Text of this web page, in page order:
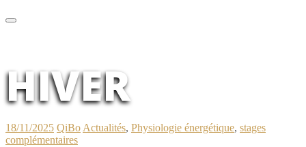
HIVER
18/11/2025 QiBo Actualités, Physiologie énergétique, stages
complémentaires